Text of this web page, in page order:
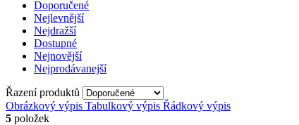
Doporučené
Nejlevnější
Nejdražší
Dostupné
Nejnovější
Nejprodávanejší
Řazení produktů
Obrázkový výpis Tabulkový výpis Řádkový výpis
5 položek